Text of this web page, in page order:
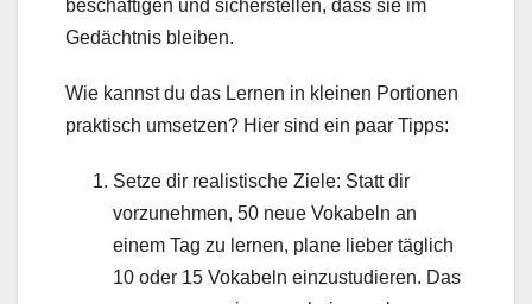
beschäftigen und sicherstellen, dass sie im
Gedächtnis bleiben.
Wie kannst du das Lernen in kleinen Portionen
praktisch umsetzen? Hier sind ein paar Tipps:
Setze dir realistische Ziele: Statt dir
vorzunehmen, 50 neue Vokabeln an
einem Tag zu lernen, plane lieber täglich
10 oder 15 Vokabeln einzustudieren. Das